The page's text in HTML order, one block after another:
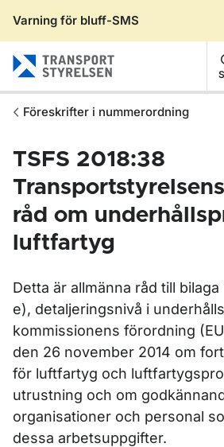
Varning för bluff-SMS
Föreskrifter i nummerordning
TSFS 2018:38
råd om
luftfartyg
Detta är allmänna råd till
e), detaljeringsnivå i
kommissionens förordning
den 26 november 2014 om
för luftfartyg och
utrustning och om
organisationer och personal
dessa arbetsuppgifter.